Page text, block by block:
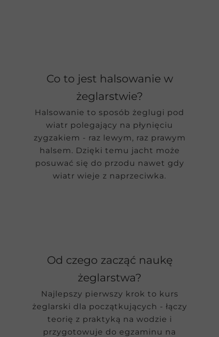
Co to jest halsowanie w
żeglarstwie?
Halsowanie to sposób żeglugi pod
wiatr polegający na płynięciu
zygzakiem - raz lewym, raz prawym
halsem. Dzięki temu jacht może
posuwać się do przodu nawet gdy
wiatr wieje z naprzeciwka.
Od czego zacząć naukę
żeglarstwa?
Najlepszy pierwszy krok to kurs
żeglarski dla początkujących - łączy
teorię z praktyką na wodzie i
przygotowuje do egzaminu na